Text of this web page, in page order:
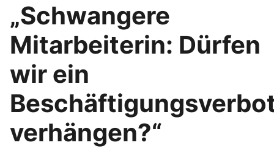
„Schwangere
Mitarbeiterin: Dürfen
wir ein
verhängen?“